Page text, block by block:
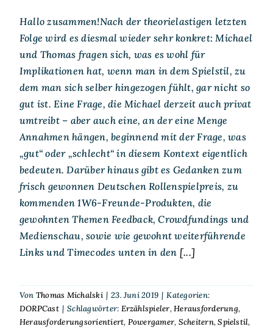
Hallo zusammen!Nach der theorielastigen letzten
Folge wird es diesmal wieder sehr konkret: Michael
und Thomas fragen sich, was es wohl für
Implikationen hat, wenn man in dem Spielstil, zu
dem man sich selber hingezogen fühlt, gar nicht so
gut ist. Eine Frage, die Michael derzeit auch privat
umtreibt – aber auch eine, an der eine Menge
Annahmen hängen, beginnend mit der Frage, was
„gut“ oder „schlecht“ in diesem Kontext eigentlich
bedeuten. Darüber hinaus gibt es Gedanken zum
frisch gewonnen Deutschen Rollenspielpreis, zu
kommenden 1W6-Freunde-Produkten, die
gewohnten Themen Feedback, Crowdfundings und
Medienschau, sowie wie gewohnt weiterführende
Links und Timecodes unten in den [...]
Von Thomas Michalski | 23. Juni 2019 | Kategorien:
DORPCast | Schlagwörter: Erzählspieler,Herausforderung,
Herausforderungsorientiert, Powergamer, Scheitern,Spielstil,